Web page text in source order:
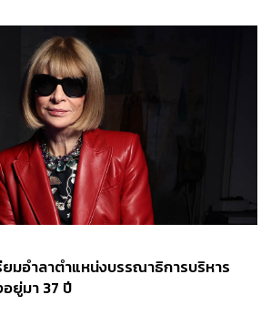
มอำลาตำแหน่งบรรณาธิการบริหาร
ยู่มา 37 ปี